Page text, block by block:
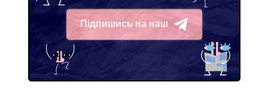
Підпишись на наш
Telegram